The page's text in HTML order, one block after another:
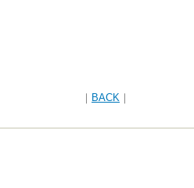
｜ BACK ｜